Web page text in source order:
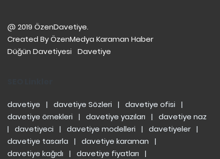
@ 2019 ÖzenDavetiye.
Created ByÖzenMedya Karaman Haber
Düğün Davetiyesi
Davetiye
davetiye | davetiye Sözleri | davetiye ofisi |
davetiye örnekleri | davetiye yazıları | davetiye naz
| davetiyeci | davetiye modelleri | davetiyeler|
davetiye tasarla | davetiye karaman |
davetiye kağıdı | davetiye fiyatları |